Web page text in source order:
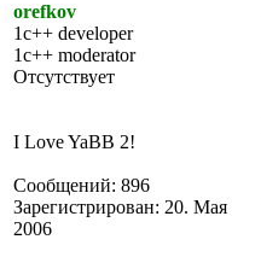
orefkov
1c++ developer
1c++ moderator
Отсутствует
I Love YaBB 2!
Сообщений: 896
Зарегистрирован: 20. Мая
2006